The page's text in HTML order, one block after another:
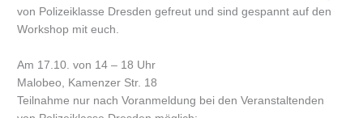
von Polizeiklasse Dresden gefreut und sind gespannt auf den
Workshop mit euch.
Am 17.10. von 14 – 18 Uhr
Malobeo, Kamenzer Str. 18
Teilnahme nur nach Voranmeldung bei den Veranstaltenden